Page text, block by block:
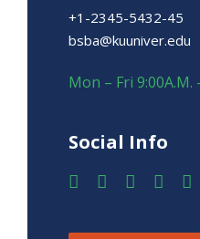
+1-2345-5432-45
bsba@kuuniver.edu
Mon – Fri 9:00A.M.
Social Info